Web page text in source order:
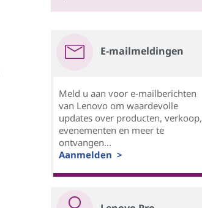
E-mailmeldingen
Meld u aan voor e-mailberichten
van Lenovo om waardevolle
updates over producten, verkoop,
evenementen en meer te
ontvangen...
Aanmelden >